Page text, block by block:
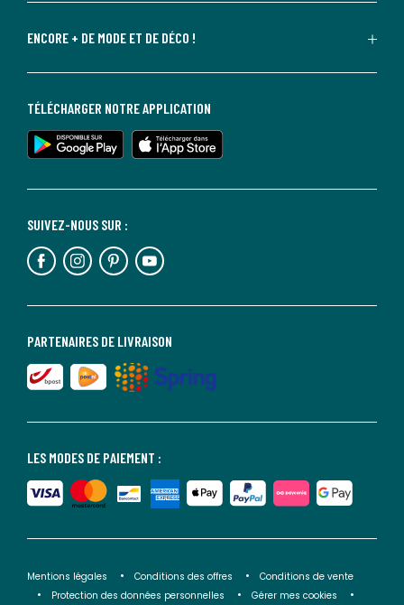
ENCORE + DE MODE ET DE DÉCO !
LES MODES DE PAIEMENT :
PARTENAIRES DE LIVRAISON
SUIVEZ-NOUS SUR :
TÉLÉCHARGER NOTRE APPLICATION
Mentions légales Conditions des offres
Conditions de vente
Protection des données personnelles
Gérer mes cookies